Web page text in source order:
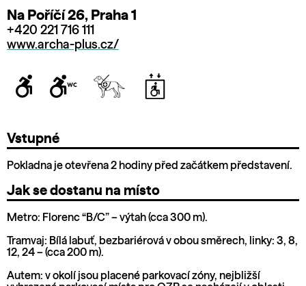
Na Poříčí 26, Praha 1
+420 221 716 111
www.archa-plus.cz/
Vstupné
Pokladna je otevřena 2 hodiny před začátkem představení.
Jak se dostanu na místo
Metro: Florenc “B/C” – výtah (cca 300 m).
Tramvaj: Bílá labuť, bezbariérová v obou směrech, linky: 3, 8,
12, 24 – (cca 200 m).
Autem: v okolí jsou placené parkovací zóny, nejbližší